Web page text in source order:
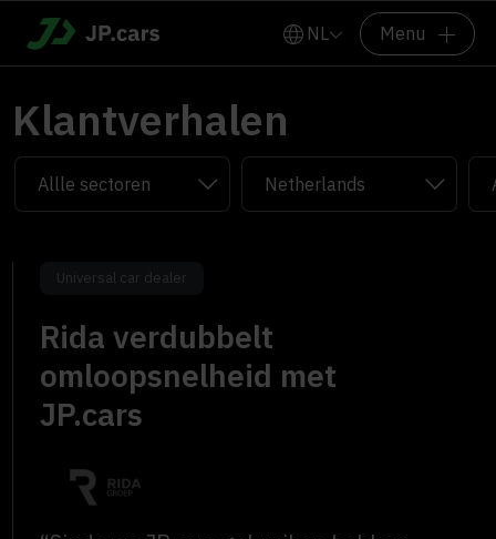
NL Menu
Klantverhalen
Universal car dealer
Rida verdubbelt
omloopsnelheid met
JP.cars